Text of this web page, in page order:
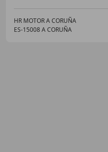
HR MOTOR A CORUÑA
ES-15008 A CORUÑA